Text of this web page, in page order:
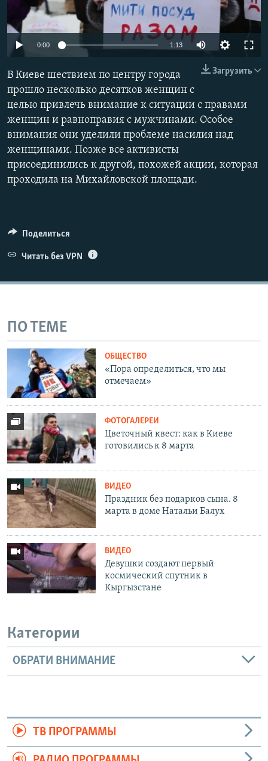
ПОБЕДИТЕЛЕЙ НЕ СУДЯТ?
КРЫМ.НЕПОКОРЕННЫЙ
УКРАИНСКАЯ ПРОБЛЕМА КРЫМА
ПРИСОЕДИНЯЙТЕСЬ!
Все сайты RFE/RL
0:00 1:13
Загрузить
В Киеве шествием по центру города
прошло несколько десятков женщин с
целью привлечь внимание к ситуации с правами
женщин и равноправия с мужчинами. Особое
внимания они уделили проблеме насилия над
женщинами. Позже все активисты
присоединились к другой, похожей акции, которая
проходила на Михайловской площади.
Поделиться
Читать без VPN
ПО ТЕМЕ
ОБЩЕСТВО
«Пора определиться, что мы
отмечаем»
ФОТОГАЛЕРЕИ
Цветочный квест: как в Киеве
готовились к 8 марта
ВИДЕО
Праздник без подарков сына. 8
марта в доме Натальи Балух
ВИДЕО
Девушки создают первый
космический спутник в
Кыргызстане
Категории
ОБРАТИ ВНИМАНИЕ
ТВ ПРОГРАММЫ